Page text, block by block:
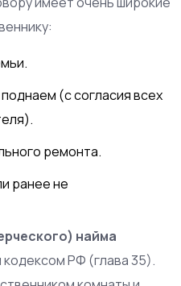
(с согласия всех
ремонта.
ранее не
найма
кодексом РФ (глава 35).